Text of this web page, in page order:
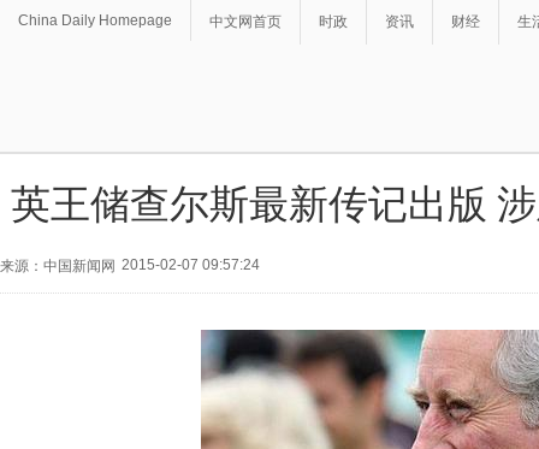
China Daily Homepage 中文网首页 时政 资讯 财经 生
英王储查尔斯最新传记出版
来源：中国新闻网 2015-02-07 09:57:24